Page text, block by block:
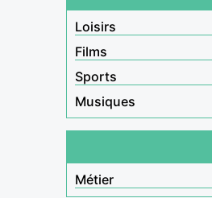
Loisirs
Films
Sports
Musiques
Métier